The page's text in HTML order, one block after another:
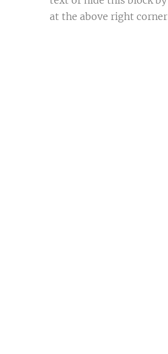
at the above right